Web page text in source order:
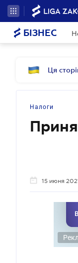
БІЗНЕС
Ця
Налоги
15 июня